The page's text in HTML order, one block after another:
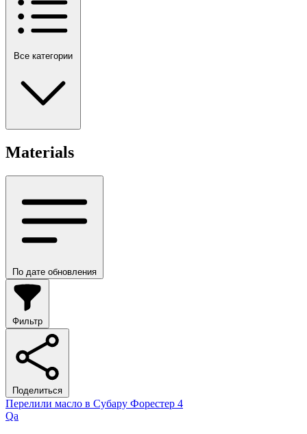
Все категории
Materials
По дате обновления
Фильтр
Поделиться
Перелили масло в Субару Форестер 4
Qa